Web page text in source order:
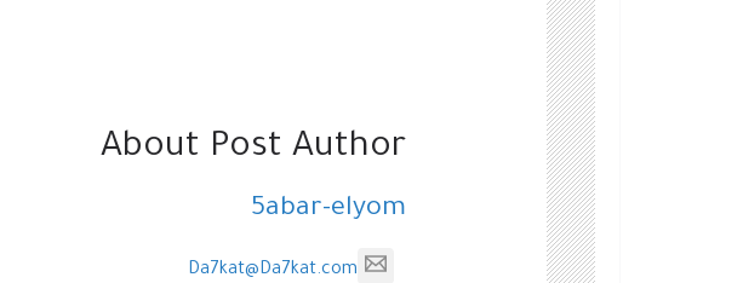
About Post Author
5abar-elyom
Da7kat@Da7kat.com